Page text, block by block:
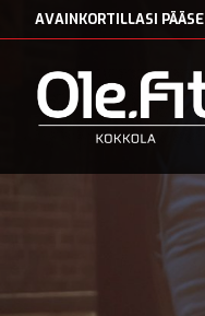
AVAINKORTILLASI